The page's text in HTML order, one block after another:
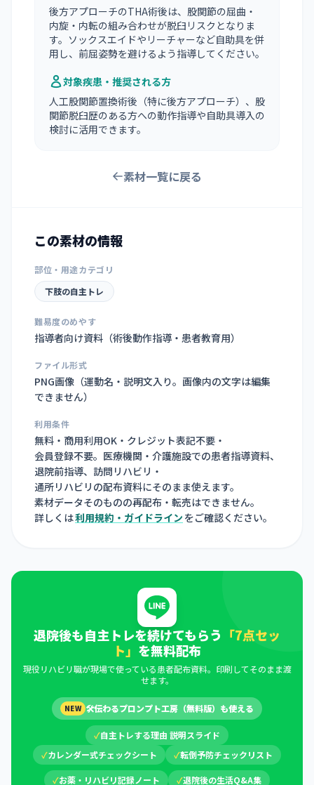
後方アプローチのTHA術後は、股関節の屈曲・
内旋・内転の組み合わせが脱臼リスクとなりま
す。ソックスエイドやリーチャーなど自助具を併
用し、前屈姿勢を避けるよう指導してください。
対象疾患・推奨される方
人工股関節置換術後（特に後方アプローチ）、股
関節脱臼歴のある方への動作指導や自助具導入の
検討に活用できます。
素材一覧に戻る
この素材の情報
部位・用途カテゴリ
下肢の自主トレ
難易度のめやす
指導者向け資料（術後動作指導・患者教育用）
ファイル形式
PNG画像（運動名・説明文入り。画像内の文字は編集
できません）
利用条件
無料・商用利用OK・クレジット表記不要・
会員登録不要。医療機関・介護施設での患者指導資料、
退院前指導、訪問リハビリ・
通所リハビリの配布資料にそのまま使えます。
素材データそのものの再配布・転売はできません。
詳しくは利用規約・ガイドライン をご確認ください。
退院後も自主トレを続けてもらう 「7点セッ
ト」 を無料配布
現役リハビリ職が現場で使っている患者配布資料。印刷してそのまま渡
せます。
NEW 🛠伝わるプロンプト工房（無料版）も使える
✓自主トレする理由 説明スライド
✓カレンダー式チェックシート ✓転倒予防チェックリスト
✓お薬・リハビリ記録ノート ✓退院後の生活Q&A集